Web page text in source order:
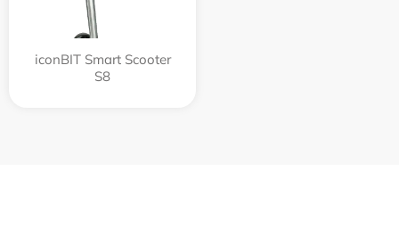
iconBIT Smart Scooter
S8